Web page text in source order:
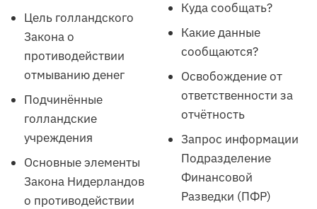
Цель голландского
Закона о
противодействии
отмыванию денег
Подчинённые
голландские
учреждения
Основные элементы
Закона Нидерландов
о противодействии
Куда сообщать?
Какие данные
сообщаются?
Освобождение от
ответственности за
отчётность
Запрос информации
Подразделение
Финансовой
Разведки (ПФР)